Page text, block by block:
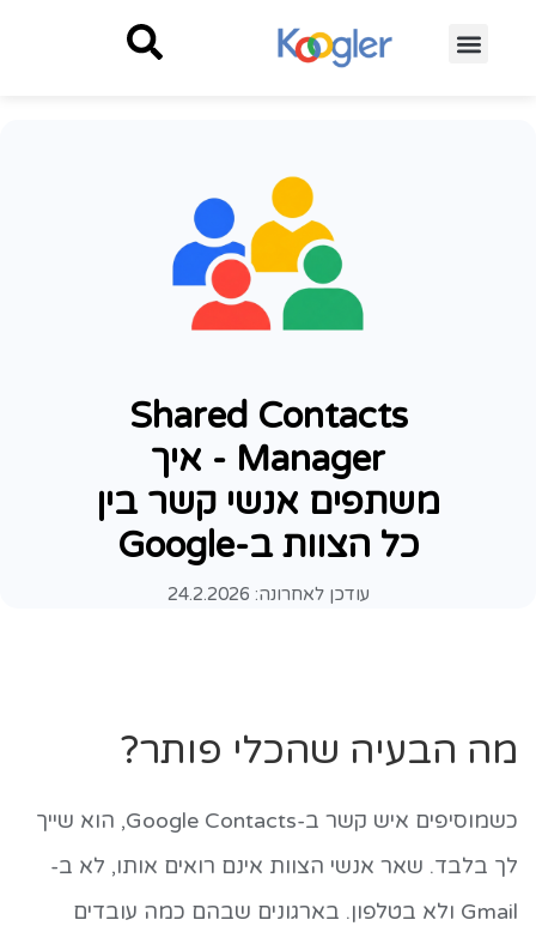
Shared Contacts
Manager - איך
משתפים אנשי קשר בין
כל הצוות ב-Google
עודכן לאחרונה: 24.2.2026
מה הבעיה שהכלי פותר?
כשמוסיפים איש קשר ב-Google Contacts, הוא שייך
לך בלבד. שאר אנשי הצוות אינם רואים אותו, לא ב-
Gmail ולא בטלפון. בארגונים שבהם כמה עובדים